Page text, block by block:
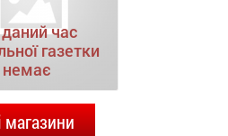
час
газетки
немає
магазини